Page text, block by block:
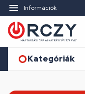
Információk
Kategóriák